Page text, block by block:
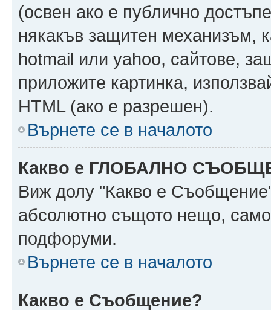
(освен ако е публично
някакъв защитен механизъм,
hotmail или yahoo, сайтове,
приложите картинка,
HTML (ако е разрешен).
Върнете се в началото
Какво е ГЛОБАЛНО
Виж долу "Какво е
абсолютно същото нещо,
подфоруми.
Върнете се в началото
Какво е Съобщение?